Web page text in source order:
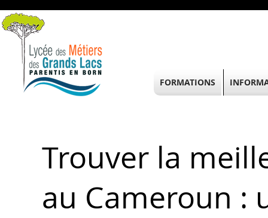
Trouver la
au Cameroun :
FORMATIONS